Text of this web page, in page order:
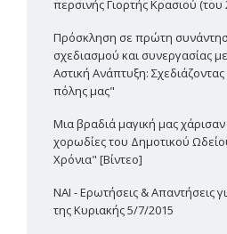
περσινής Γιορτής Κρασιού (του
Πρόσκληση σε πρώτη
σχεδιασμού και συνεργασίας
Αστική Ανάπτυξη:
πόλης μας"
Μια βραδιά μαγική μας
χορωδίες του Δημοτικού
Χρόνια" [Βίντεο]
ΝΑΙ - Ερωτήσεις & Απαντήσεις
της Κυριακής 5/7/2015